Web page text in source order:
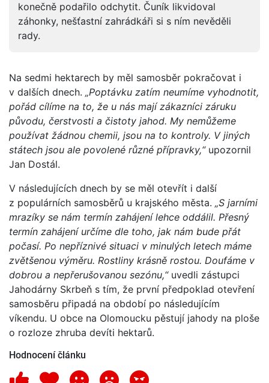
konečně podařilo odchytit. Čuník likvidoval
záhonky, nešťastní zahrádkáři si s ním nevěděli
rady.
Na sedmi hektarech by měl samosběr pokračovat i
v dalších dnech. „Poptávku zatím neumíme vyhodnotit,
pořád cílíme na to, že u nás mají zákazníci záruku
původu, čerstvosti a čistoty jahod. My nemůžeme
používat žádnou chemii, jsou na to kontroly. V jiných
státech jsou ale povolené různé přípravky,“upozornil
Jan Dostál.
V následujících dnech by se měl otevřít i další
z populárních samosběrů u krajského města. „S jarními
mrazíky se nám termín zahájení lehce oddálil. Přesný
termín zahájení určíme dle toho, jak nám bude přát
počasí. Po nepříznivé situaci v minulých letech máme
zvětšenou výměru. Rostliny krásně rostou. Doufáme v
dobrou a nepřerušovanou sezónu,“uvedli zástupci
Jahodárny Skrbeň s tím, že první předpoklad otevření
samosběru připadá na období po následujícím
víkendu. U obce na Olomoucku pěstují jahody na ploše
o rozloze zhruba devíti hektarů.
Hodnocení článku